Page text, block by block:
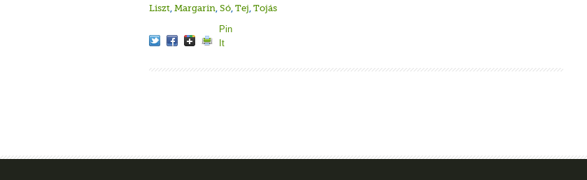
Liszt, Margarin, Só, Tej, Tojás
Pin
It